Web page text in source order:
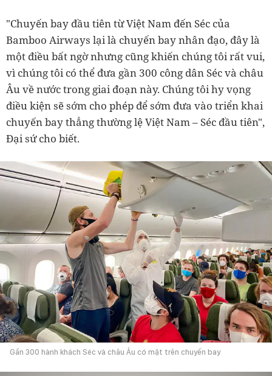
"Chuyến bay đầu tiên từ Việt Nam đến Séc của
Bamboo Airways lại là chuyến bay nhân đạo, đây là
một điều bất ngờ nhưng cũng khiến chúng tôi rất vui,
vì chúng tôi có thể đưa gần 300 công dân Séc và châu
Âu về nước trong giai đoạn này. Chúng tôi hy vọng
điều kiện sẽ sớm cho phép để sớm đưa vào triển khai
chuyến bay thẳng thường lệ Việt Nam – Séc đầu tiên",
Đại sứ cho biết.
Gần 300 hành khách Séc và châu Âu có mặt trên chuyến bay